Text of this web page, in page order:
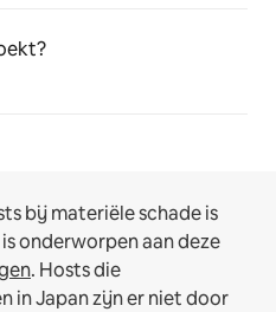
bij materiële schade is
onderworpen aan deze
. Hosts die
in Japan zijn er niet door